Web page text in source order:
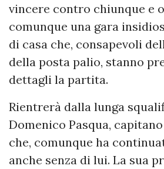
vincere contro chiunque e
comunque una gara
di casa che, consapevoli
della posta palio, stanno
dettagli la partita.
Rientrerà dalla lunga
Domenico Pasqua,
che, comunque ha
anche senza di lui. La sua